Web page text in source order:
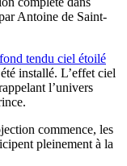
Antoine de Saint-
tendu ciel étoilé
installé. L’effet ciel
l’univers
commence, les
pleinement à la